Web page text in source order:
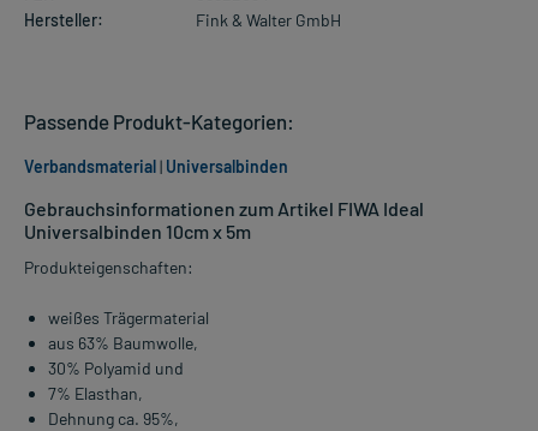
Hersteller:
Fink & Walter GmbH
Gebrauchsinformationen zum Artikel FIWA Ideal
Universalbinden 10cm x 5m
Produkteigenschaften:
weißes Trägermaterial
aus 63% Baumwolle,
30% Polyamid und
7% Elasthan,
Dehnung ca. 95%,
Passende Produkt-Kategorien:
Verbandsmaterial| Universalbinden